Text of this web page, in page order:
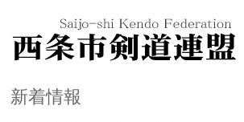
新着情報